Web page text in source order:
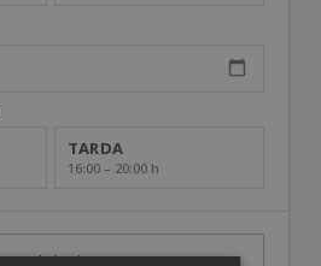
TARDA
16:00 – 20:00 h